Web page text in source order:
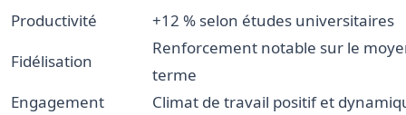
Productivité
+12 % selon études universitaires
Fidélisation
Renforcement notable sur le
terme
Engagement
Climat de travail positif et